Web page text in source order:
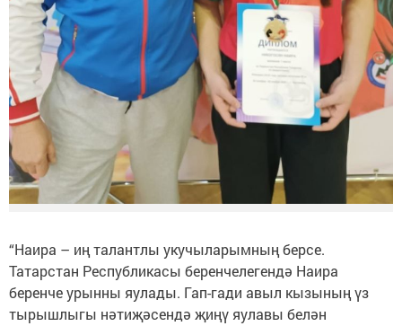
“Наира – иң талантлы укучыларымның берсе.
Татарстан Республикасы беренчелегендә Наира
беренче урынны яулады. Гап-гади авыл кызының үз
тырышлыгы нәтиҗәсендә җиңү яулавы белән